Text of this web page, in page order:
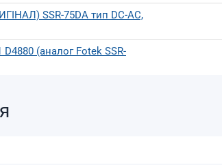
SSR-75DA тип DC-AC,
(аналог Fotek SSR-